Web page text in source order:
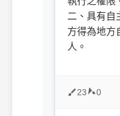
二、具有自
方得為地方
人。
23 0